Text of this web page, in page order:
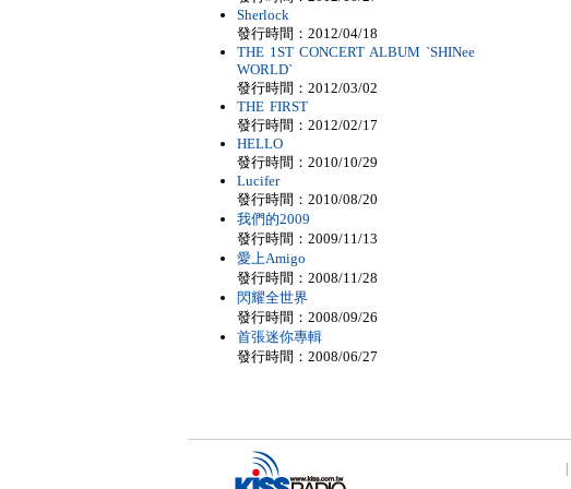
Sherlock
發行時間：2012/04/18
THE 1ST CONCERT ALBUM `SHINee
WORLD`
發行時間：2012/03/02
THE FIRST
發行時間：2012/02/17
HELLO
發行時間：2010/10/29
Lucifer
發行時間：2010/08/20
我們的2009
發行時間：2009/11/13
愛上Amigo
發行時間：2008/11/28
閃耀全世界
發行時間：2008/09/26
首張迷你專輯
發行時間：2008/06/27